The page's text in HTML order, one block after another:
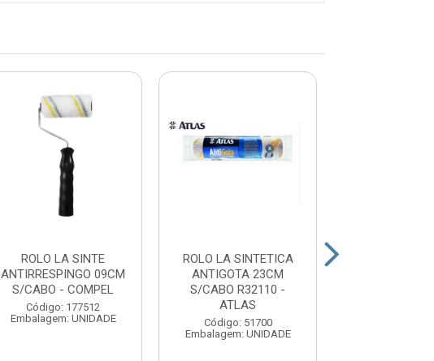
ROLO LA SINTE
ANTIRRESPINGO 09CM
S/CABO - COMPEL
Código: 177512
Embalagem: UNIDADE
ROLO LA SINTETICA
ANTIGOTA 23CM
S/CABO R32110 -
ATLAS
Código: 51700
Embalagem: UNIDADE